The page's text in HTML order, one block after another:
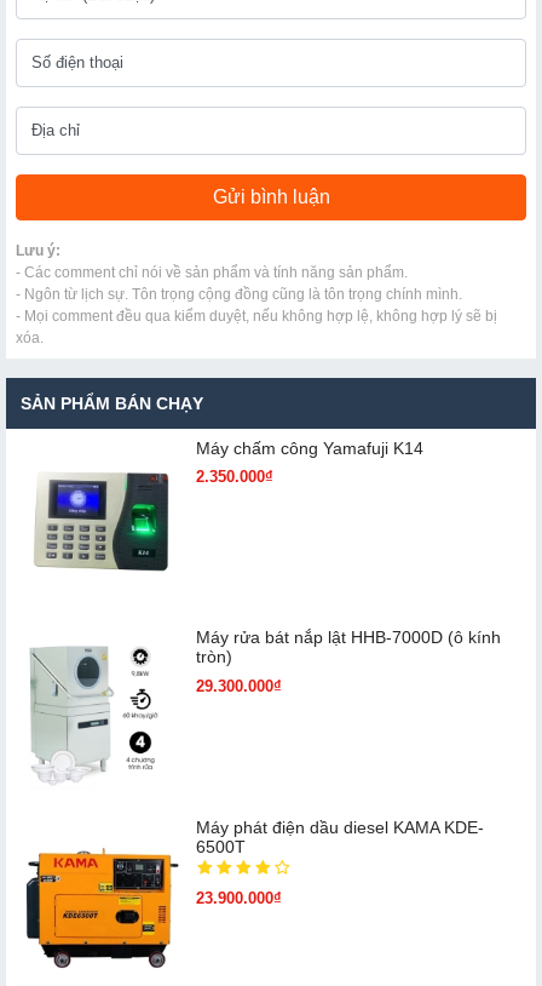
Lưu ý:
- Các comment chỉ nói về sản phẩm và tính năng sản phẩm.
- Ngôn từ lịch sự. Tôn trọng cộng đồng cũng là tôn trọng chính mình.
- Mọi comment đều qua kiểm duyệt, nếu không hợp lệ, không hợp lý sẽ bị
xóa.
SẢN PHẨM BÁN CHẠY
Máy chấm cô​ng Yamafuji K14
2.350.000₫
Máy rửa bát nắp lật HHB-7000D (ô kính
tròn)
29.300.000₫
Máy phát điện dầu diesel KAMA KDE-
6500T
23.900.000₫